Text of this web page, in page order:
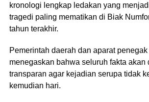
kronologi lengkap ledakan yang
tragedi paling mematikan di Biak
tahun terakhir.
Pemerintah daerah dan aparat
menegaskan bahwa seluruh fakta akan
transparan agar kejadian serupa tidak
kemudian hari.